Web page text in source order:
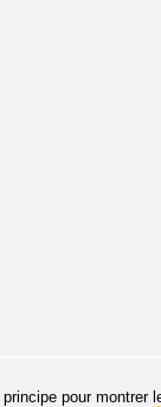
pour montrer